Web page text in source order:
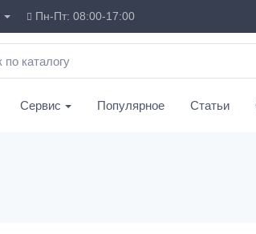
Пн-Пт: 08:00-17:00
Сервис Популярное Статьи